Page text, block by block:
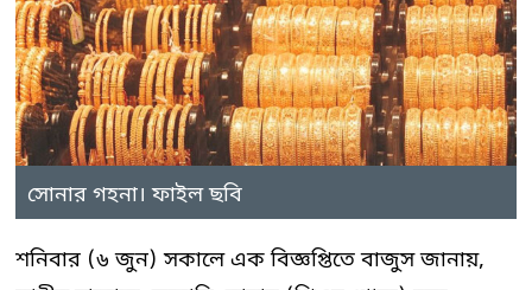
সোনার গহনা। ফাইল ছবি
শনিবার (৬ জুন) সকালে এক বিজ্ঞপ্তিতে বাজুস জানায়,